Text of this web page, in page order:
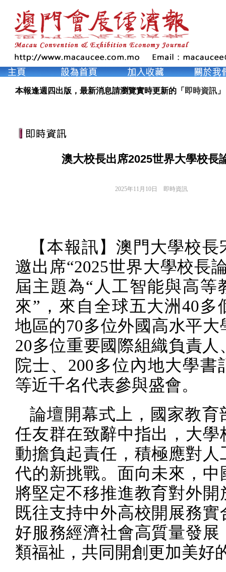
本報逢週四出版，最新消息請瀏覽實時更新的「 即時資訊 」
澳大校長出席2025世界大學校長
2025年11月10日 即時資訊
【本報訊】澳門大學校
邀出席“2025世界大學校長
屆主題為“人工智能與高等
來”，來自全球五大洲40多
地區的70多位外國高水平大
20多位重要國際組織負責人
院士、 200多位內地大學書
等近千名代表參與盛會。
論壇開幕式上，國家教育
任友群在致辭中指出，大學
動擔負起責任，積極應對人
代的新挑戰。面向未來，中
將堅定不移推進教育對外開
既往支持中外高校開展務實
好服務經濟社會高質量發展
類福祉，共同開創更加美好